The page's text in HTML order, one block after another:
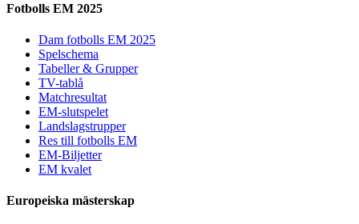
Fotbolls EM 2025
Dam fotbolls EM 2025
Spelschema
Tabeller & Grupper
TV-tablå
Matchresultat
EM-slutspelet
Landslagstrupper
Res till fotbolls EM
EM-Biljetter
EM kvalet
Europeiska mästerskap